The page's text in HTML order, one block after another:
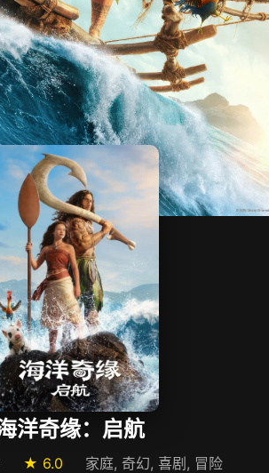
洋奇缘：启航
★ 6.0 家庭, 奇幻, 喜剧, 冒险